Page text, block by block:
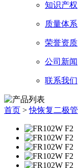
知识产权
质量体系
荣誉资质
公司新闻
联系我们
首页 > 快恢复二极管